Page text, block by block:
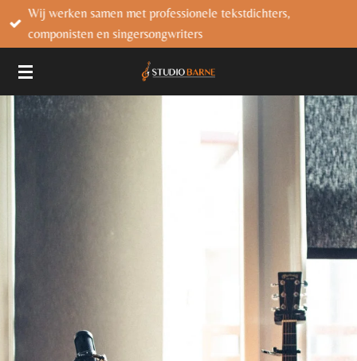
Ga
direct
de
hoofdinhoud
Wij werken samen met professionele tekstdichters,
componisten en singersongwriters